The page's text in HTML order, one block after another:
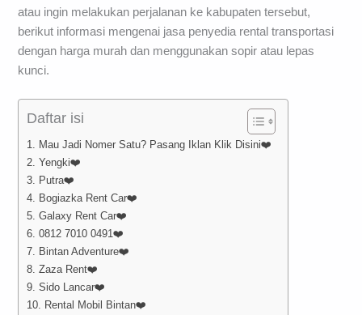
atau ingin melakukan perjalanan ke kabupaten tersebut,
berikut informasi mengenai jasa penyedia rental transportasi
dengan harga murah dan menggunakan sopir atau lepas
kunci.
Daftar isi
1. Mau Jadi Nomer Satu? Pasang Iklan Klik Disini❤️
2. Yengki❤️
3. Putra❤️
4. Bogiazka Rent Car❤️
5. Galaxy Rent Car❤️
6. 0812 7010 0491❤️
7. Bintan Adventure❤️
8. Zaza Rent❤️
9. Sido Lancar❤️
10. Rental Mobil Bintan❤️